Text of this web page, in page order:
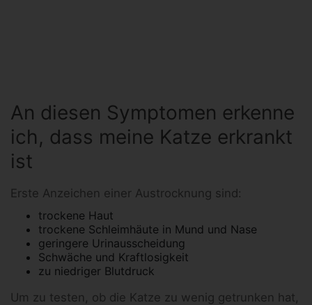
An diesen Symptomen erkenne
ich, dass meine Katze erkrankt
ist
Erste Anzeichen einer Austrocknung sind:
trockene Haut
trockene Schleimhäute in Mund und Nase
geringere Urinausscheidung
Schwäche und Kraftlosigkeit
zu niedriger Blutdruck
Um zu testen, ob die Katze zu wenig getrunken hat,